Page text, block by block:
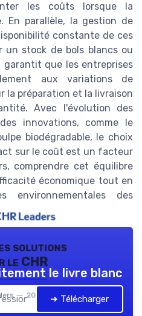
les coûts lorsque la
En parallèle, la gestion de
constante de ces
un stock de bols blancs ou
que les entreprises
aux variations de
la préparation et la livraison
Avec l'évolution des
innovations, comme le
biodégradable, le choix
sur le coût est un facteur
comprendre cet équilibre
économique tout en
environnementales des
solutions
le CHR
— 2026
le livre blanc
➔ Télécharger